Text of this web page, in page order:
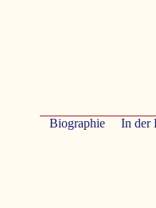
Biographie In der